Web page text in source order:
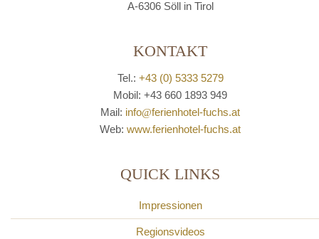
A-6306 Söll in Tirol
KONTAKT
Tel.: +43 (0) 5333 5279
Mobil: +43 660 1893 949
Mail: info@ferienhotel-fuchs.at
Web: www.ferienhotel-fuchs.at
QUICK LINKS
Impressionen
Regionsvideos